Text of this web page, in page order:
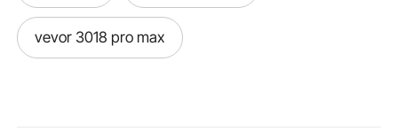
vevor 3018 pro max